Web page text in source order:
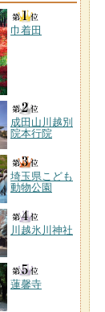
巾着田
成田山川越別
院本行院
埼玉県こども
動物公園
川越氷川神社
蓮馨寺